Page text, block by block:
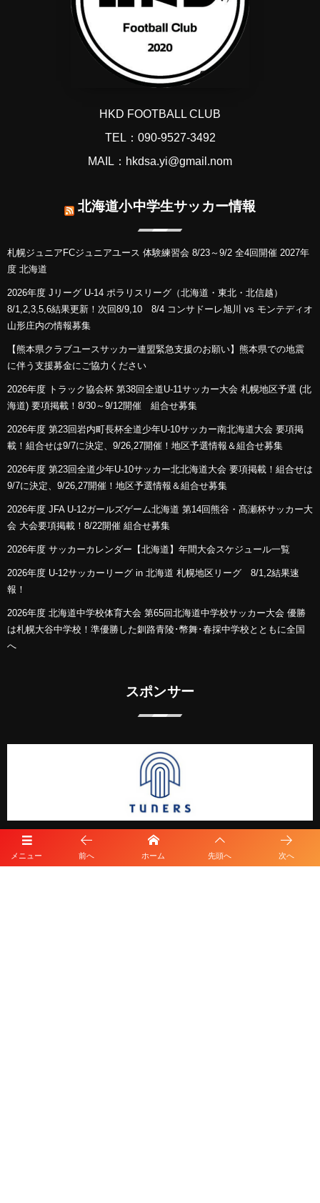
メニュー 前へ ホーム 先頭へ 次へ
HKD FOOTBALL CLUB
TEL：090-9527-3492
MAIL：hkdsa.yi@gmail.nom
北海道小中学生サッカー情報
札幌ジュニアFCジュニアユース 体験練習会 8/23～9/2 全4回開催 2027年
度 北海道
2026年度 Jリーグ U-14 ポラリスリーグ（北海道・東北・北信越）
8/1,2,3,5,6結果更新！次回8/9,10 8/4 コンサドーレ旭川 vs モンテディオ
山形庄内の情報募集
【熊本県クラブユースサッカー連盟緊急支援のお願い】熊本県での地震
に伴う支援募金にご協力ください
2026年度 トラック協会杯 第38回全道U-11サッカー大会 札幌地区予選 (北
海道) 要項掲載！8/30～9/12開催 組合せ募集
2026年度 第23回岩内町長杯全道少年U-10サッカー南北海道大会 要項掲
載！組合せは9/7に決定、9/26,27開催！地区予選情報＆組合せ募集
2026年度 第23回全道少年U-10サッカー北北海道大会 要項掲載！組合せは
9/7に決定、9/26,27開催！地区予選情報＆組合せ募集
2026年度 JFA U-12ガールズゲーム北海道 第14回熊谷・髙瀬杯サッカー大
会 大会要項掲載！8/22開催 組合せ募集
2026年度 サッカーカレンダー【北海道】年間大会スケジュール一覧
2026年度 U-12サッカーリーグ in 北海道 札幌地区リーグ 8/1,2結果速
報！
2026年度 北海道中学校体育大会 第65回北海道中学校サッカー大会 優勝
は札幌大谷中学校！準優勝した釧路青陵･幣舞･春採中学校とともに全国
へ
スポンサー